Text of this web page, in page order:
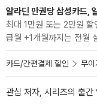
알라딘 만권당 삼성카드,
최대 1만원 또는 2만원
급월 +1개월까지는 전월
카드/간편결제 할인 무
관심 저자, 시리즈의 출간